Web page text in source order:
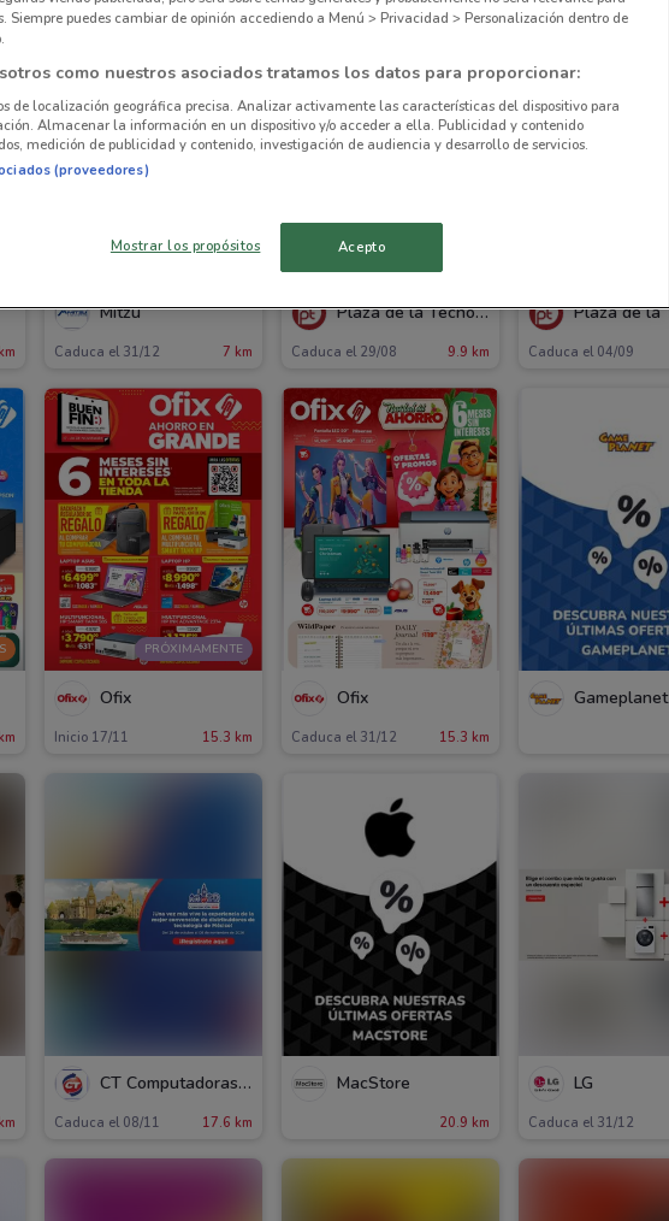
Mitzu
Caduca el 31/12 7 km
Plaza de la Tecnología
Caduca el 29/08 9.9 km Caduca el 04/09
PRÓXIMAMENTE
Ofix
Inicio 17/11 15.3 km
Ofix
Caduca el 31/12 15.3 km
Gameplanet
CT Computadoras y Tecnología
Caduca el 08/11 17.6 km
MacStore
20.9 km
LG
Caduca el 31/12
Siempre puedes cambiar de opinión accediendo a Menú > Privacidad > Personalización dentro de
como nuestros asociados tratamos los datos para proporcionar:
de localización geográfica precisa. Analizar activamente las características del dispositivo para
Almacenar la información en un dispositivo y/o acceder a ella. Publicidad y contenido
medición de publicidad y contenido, investigación de audiencia y desarrollo de servicios.
(proveedores)
Mostrar los propósitos Acepto